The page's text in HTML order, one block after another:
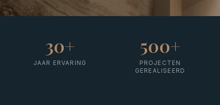
30+
JAAR ERVARING
500+
PROJECTEN
GEREALISEERD